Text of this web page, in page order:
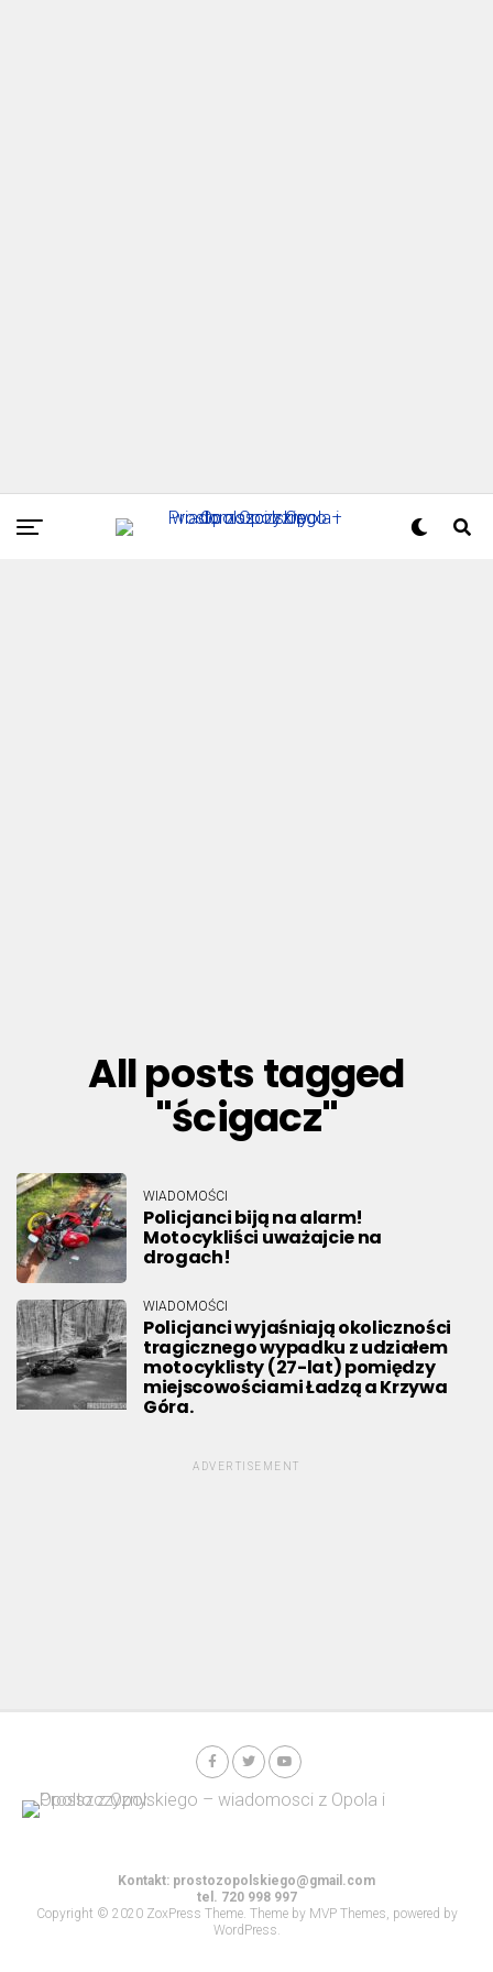
All posts tagged
"ścigacz"
WIADOMOŚCI
Policjanci biją na alarm!
Motocykliści uważajcie na
drogach!
WIADOMOŚCI
Policjanci wyjaśniają okoliczności
tragicznego wypadku z udziałem
motocyklisty (27-lat) pomiędzy
miejscowościami Ładzą a Krzywa
Góra.
ADVERTISEMENT
Kontakt: prostozopolskiego@gmail.com
tel. 720 998 997
Copyright © 2020 ZoxPress Theme. Theme by MVP Themes, powered by
WordPress.